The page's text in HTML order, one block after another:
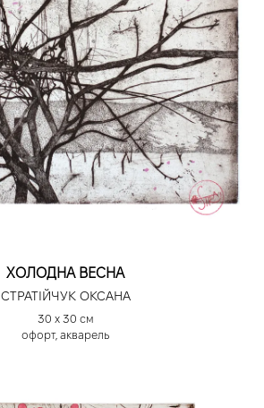
ХОЛОДНА ВЕСНА
СТРАТІЙЧУК ОКСАНА
30 х 30 см
офорт, акварель